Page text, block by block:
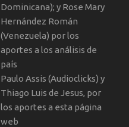
Dominicana); y Rose Mary
Hernández Román
(Venezuela) por los
aportes a los análisis de
país
Paulo Assis (Audioclicks) y
Thiago Luis de Jesus, por
los aportes a esta página
web